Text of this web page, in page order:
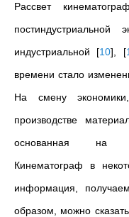
Рассвет
индустриальной [10] [
времени стало
На смену
производстве
основанная на
Кинематограф в
информация,
образом, можно